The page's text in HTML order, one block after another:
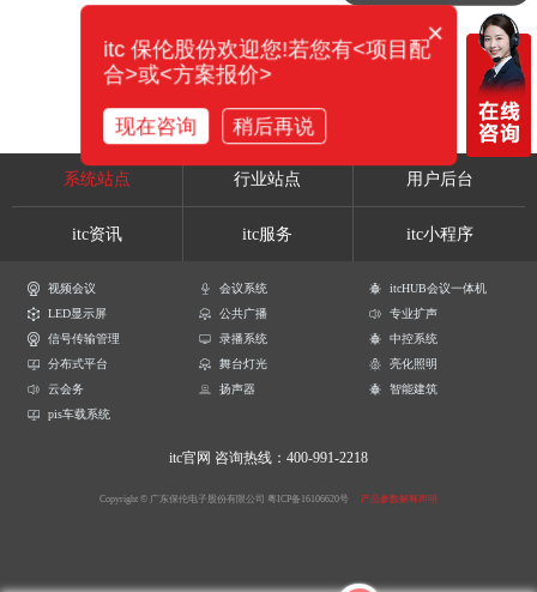
系统站点 行业站点 用户后台
itc资讯 itc服务 itc小程序
视频会议 会议系统
itcHUB会议一体机
LED显示屏
公共广播
专业扩声
信号传输管理
录播系统
中控系统
分布式平台
舞台灯光
亮化照明
云会务
扬声器
智能建筑
pis车载系统
itc官网 咨询热线：400-991-2218
Copyright © 广东保伦电子股份有限公司 粤ICP备16106620号 产品参数解释声明
×
itc 保伦股份欢迎您!若您有<项目配
合>或<方案报价>
现在咨询 稍后再说